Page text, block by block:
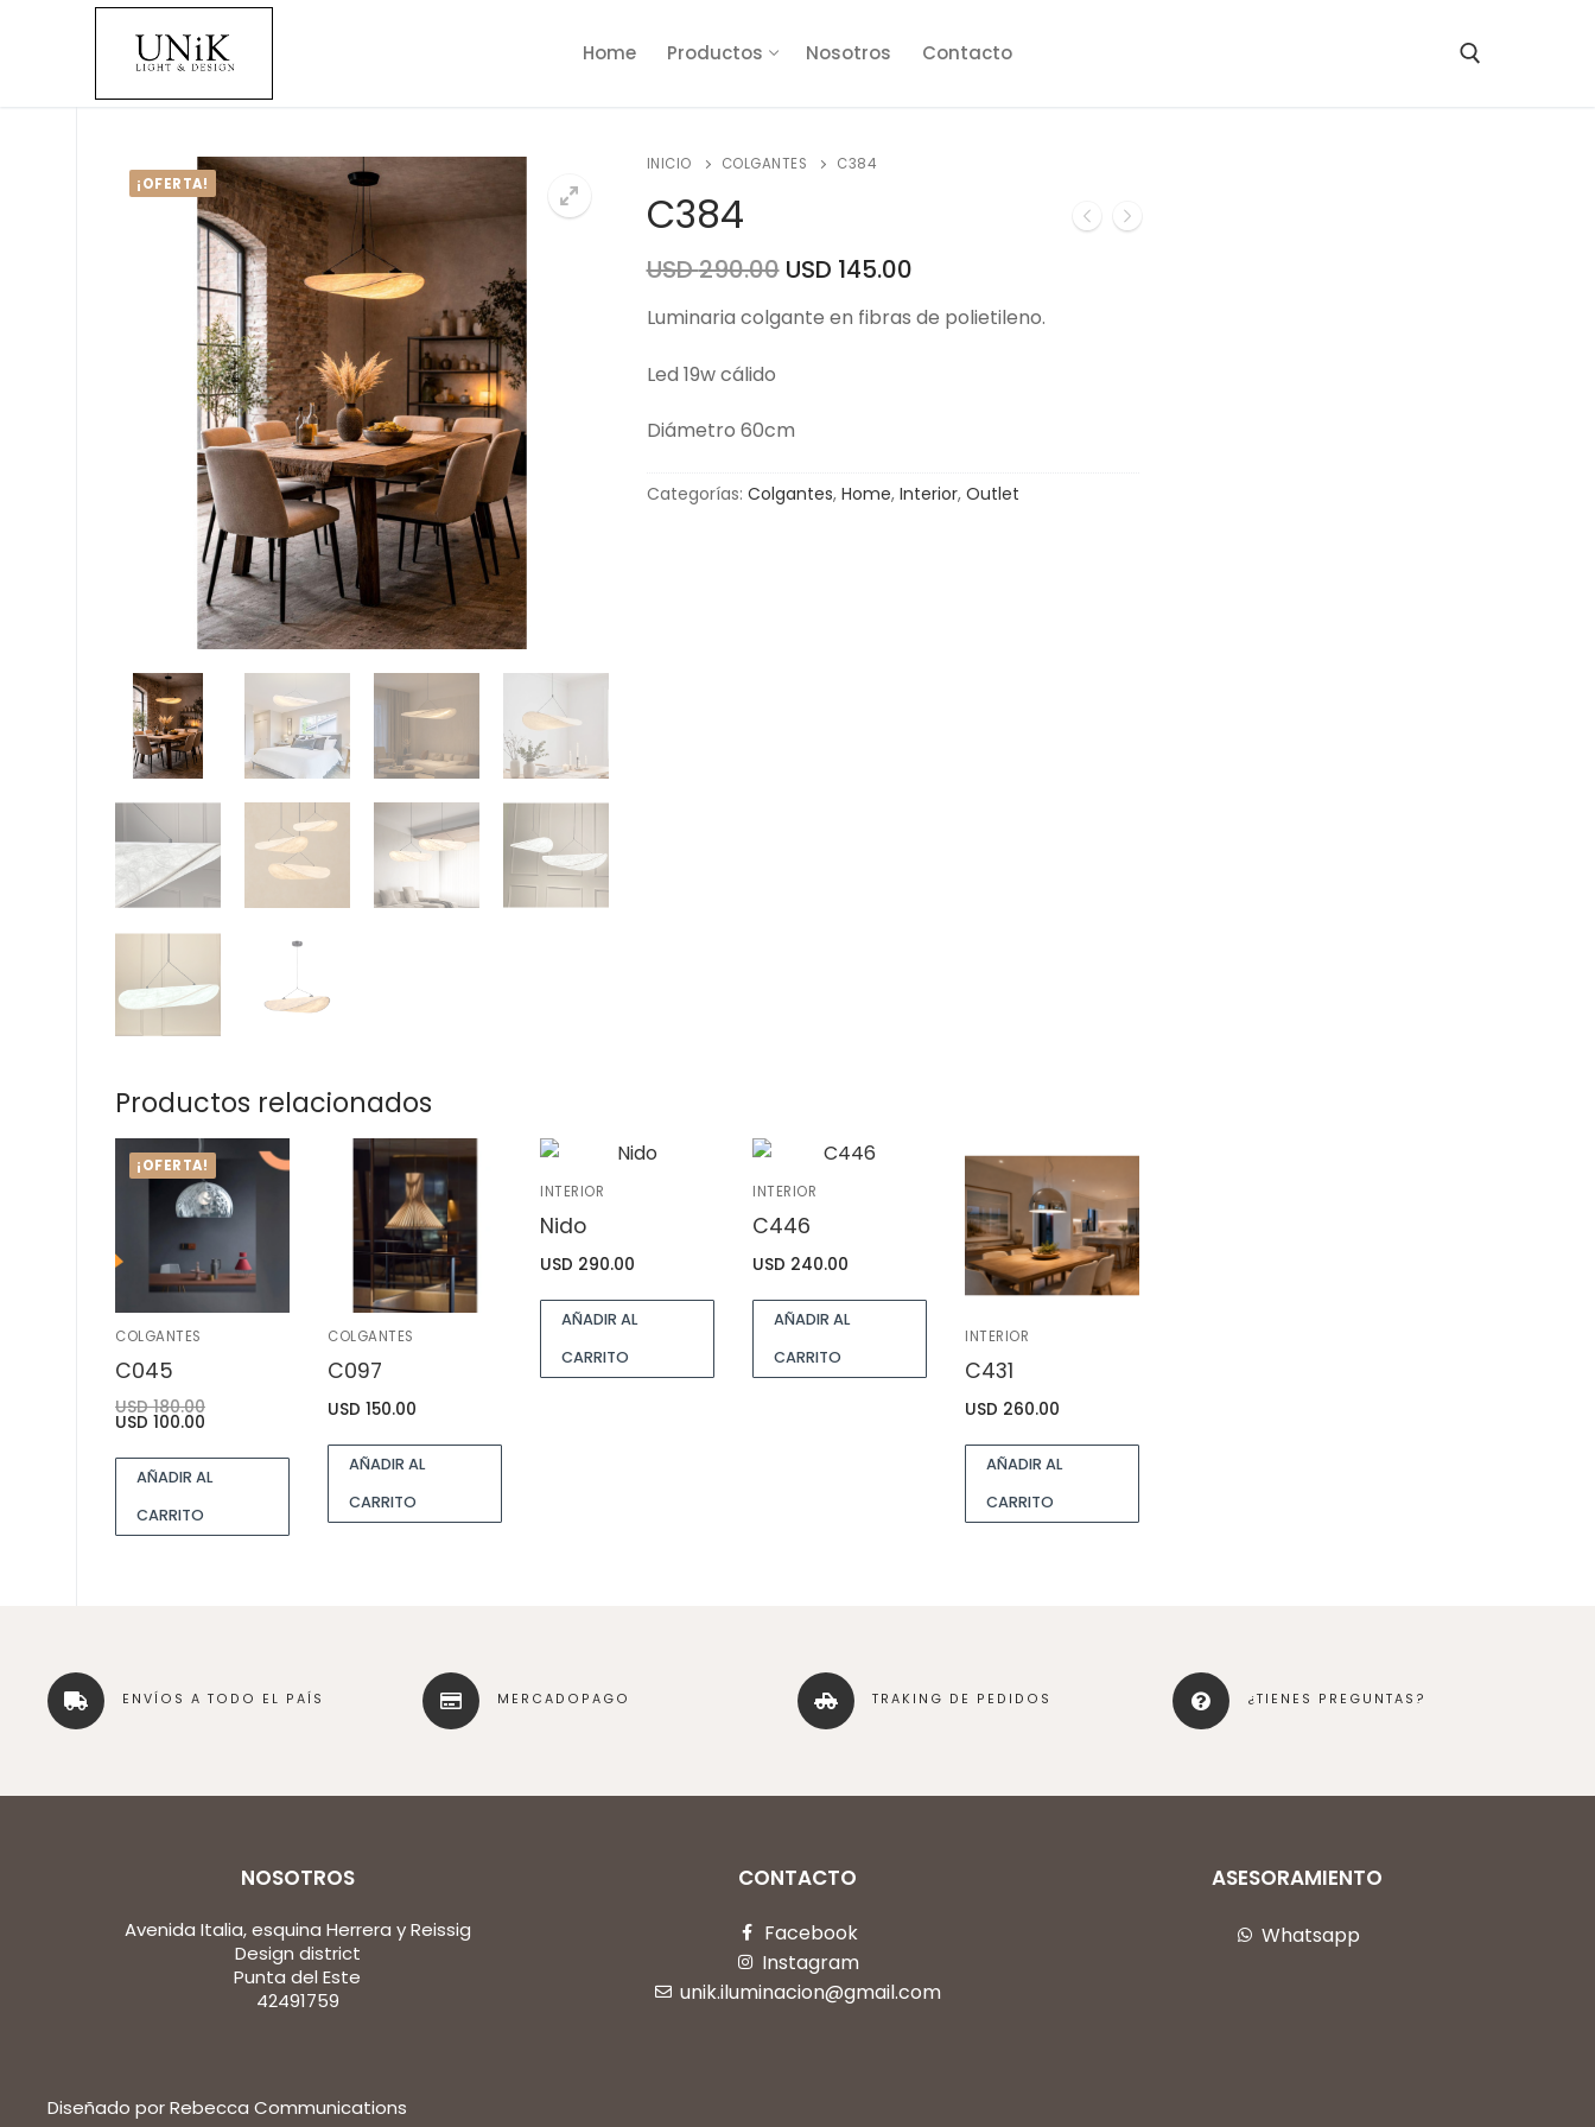
Home Productos Nosotros Contacto
¡OFERTA!
INICIO COLGANTES C384
C384
USD290.00 USD 145.00
Luminaria colgante en fibras de polietileno.
Led 19w cálido
Diámetro 60cm
Categorías: Colgantes, Home, Interior, Outlet
Productos relacionados
¡OFERTA!
COLGANTES
C045
USD180.00
USD 100.00
AÑADIR AL
CARRITO
COLGANTES
C097
USD 150.00
AÑADIR AL
CARRITO
INTERIOR
Nido
USD 290.00
AÑADIR AL
CARRITO
INTERIOR
C446
USD 240.00
AÑADIR AL
CARRITO
INTERIOR
C431
USD 260.00
AÑADIR AL
CARRITO
ENVÍOS A TODO EL PAÍS MERCADOPAGO TRAKING DE PEDIDOS ¿TIENES PREGUNTAS?
NOSOTROS
Avenida Italia, esquina Herrera y Reissig
Design district
Punta del Este
42491759
CONTACTO
Facebook
Instagram
unik.iluminacion@gmail.com
ASESORAMIENTO
Whatsapp
Diseñado por Rebecca Communications